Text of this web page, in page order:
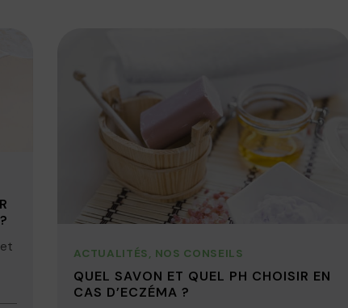
ACTUALITÉS, NOS CONSEILS
QUEL SAVON ET QUEL PH CHOISIR EN
CAS D’ECZÉMA ?